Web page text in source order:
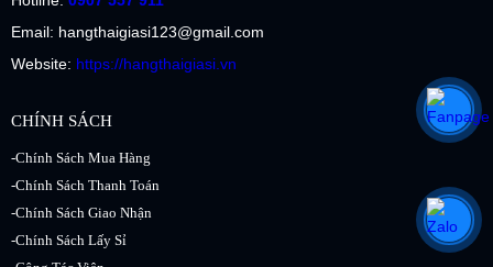
Email: hangthaigiasi123@gmail.com
Website: https://hangthaigiasi.vn
CHÍNH SÁCH
-Chính Sách Mua Hàng
-Chính Sách Thanh Toán
-Chính Sách Giao Nhận
-Chính Sách Lấy Sỉ